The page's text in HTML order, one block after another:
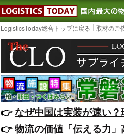
LogisticsToday総合トップに戻る 取材のご
👉️なぜ中国は実装が速い
👉️物流の価値「伝える力